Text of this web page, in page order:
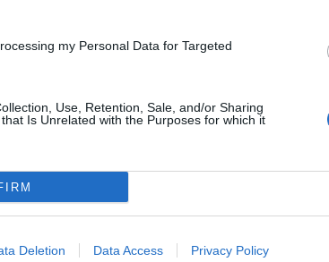
my Personal Data for Targeted
Use, Retention, Sale, and/or Sharing
Is Unrelated with the Purposes for which it
Deletion Data Access Privacy Policy
Πέτρες Ισορροπίας